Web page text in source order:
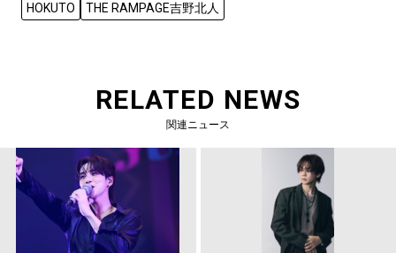
HOKUTO THE RAMPAGE吉野北人
RELATED NEWS
関連ニュース